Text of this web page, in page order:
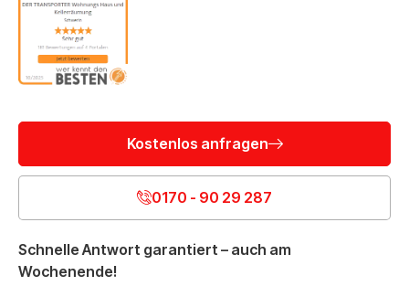
Kostenlos anfragen
0170 - 90 29 287
Schnelle Antwort garantiert – auch am
Wochenende!